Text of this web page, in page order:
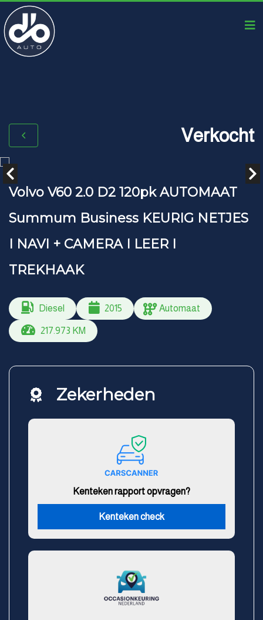
Verkocht
Volvo V60 2.0 D2 120pk AUTOMAAT
Summum Business KEURIG NETJES
I NAVI + CAMERA I LEER I
TREKHAAK
Diesel 2015 Automaat
217.973 KM
Zekerheden
Kenteken rapport opvragen?
Kenteken check